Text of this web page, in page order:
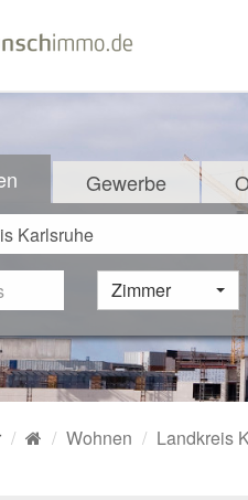
Gewerbe
Zimmer
Wohnen Landkreis